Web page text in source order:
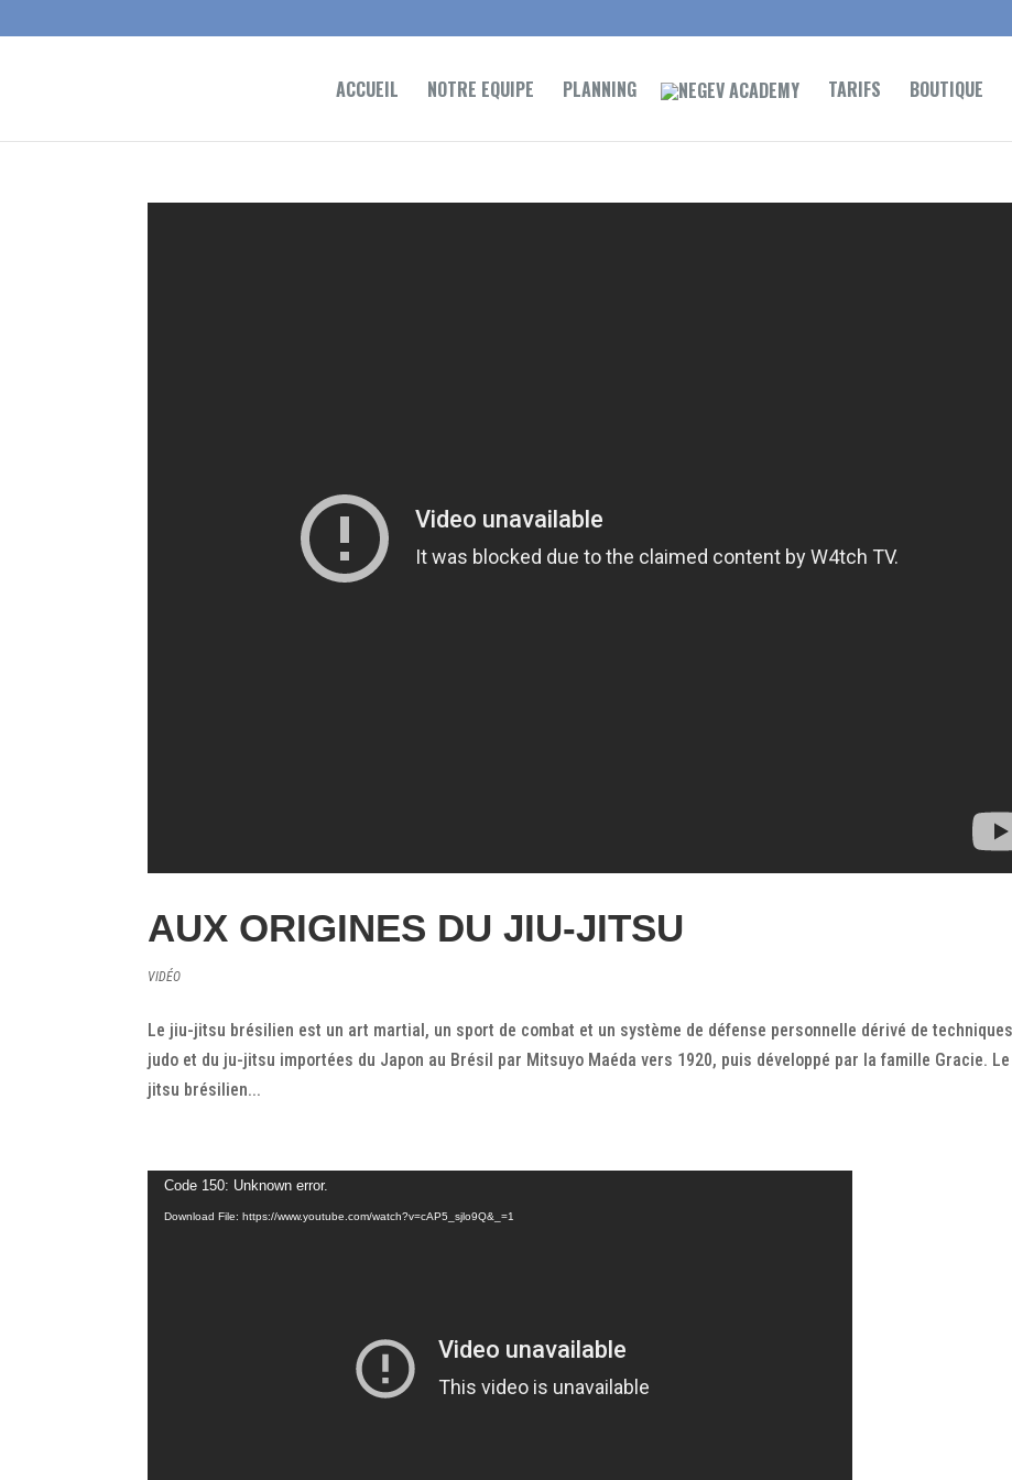
ACCUEIL NOTRE EQUIPE PLANNING TARIFS BOUTIQUE
AUX ORIGINES DU JIU-JITSU
VIDÉO
Le jiu-jitsu brésilien est un art martial, un sport de combat et un système de défense personnelle dérivé de
judo et du ju-jitsu importées du Japon au Brésil par Mitsuyo Maéda vers 1920, puis développé par la famille Gracie.
jitsu brésilien...
Video
Player
Code 150: Unknown error.
Download File: https://www.youtube.com/watch?v=cAP5_sjlo9Q&_=1